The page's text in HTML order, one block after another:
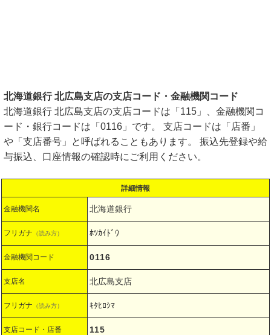
北海道銀行 北広島支店の支店コード・金融機関コード
北海道銀行 北広島支店の支店コードは「115」、金融機関コ
ード・銀行コードは「0116」です。 支店コードは「店番」
や「支店番号」と呼ばれることもあります。 振込先登録や給
与振込、口座情報の確認時にご利用ください。
詳細情報
金融機関名 北海道銀行
フリガナ （読み方） ﾎﾂｶｲﾄﾞｳ
金融機関コード 0116
支店名 北広島支店
フリガナ （読み方） ｷﾀﾋﾛｼﾏ
支店コード・店番 115